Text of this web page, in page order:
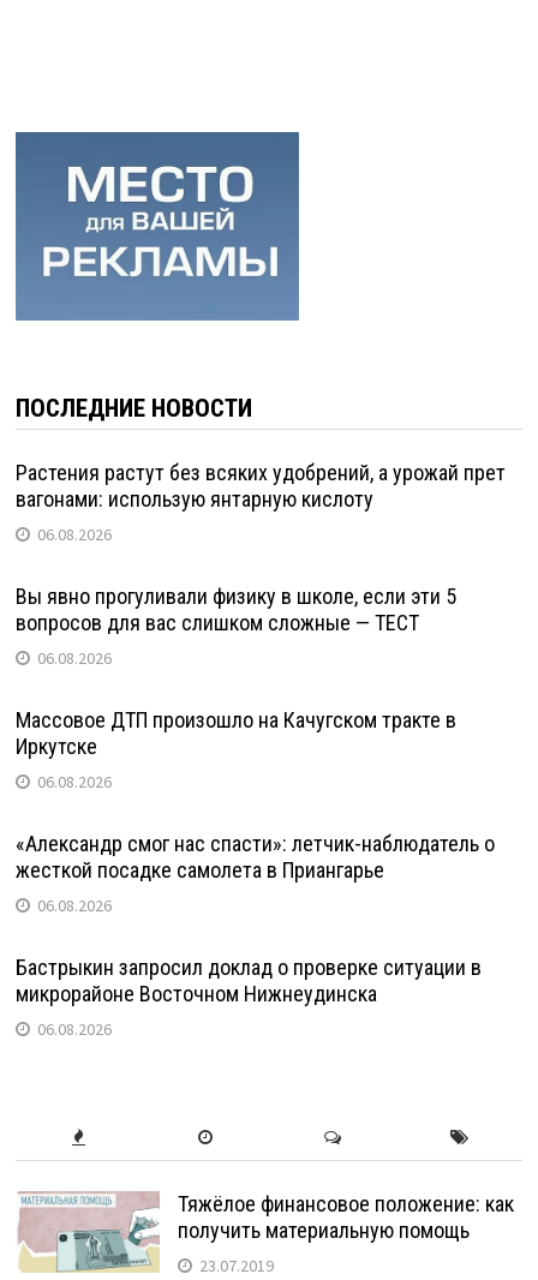
ПОСЛЕДНИЕ НОВОСТИ
Растения растут без всяких удобрений, а урожай прет
вагонами: использую янтарную кислоту
06.08.2026
Вы явно прогуливали физику в школе, если эти 5
вопросов для вас слишком сложные — ТЕСТ
06.08.2026
Массовое ДТП произошло на Качугском тракте в
Иркутске
06.08.2026
«Александр смог нас спасти»: летчик-наблюдатель о
жесткой посадке самолета в Приангарье
06.08.2026
Бастрыкин запросил доклад о проверке ситуации в
микрорайоне Восточном Нижнеудинска
06.08.2026
Тяжёлое финансовое положение: как
получить материальную помощь
23.07.2019